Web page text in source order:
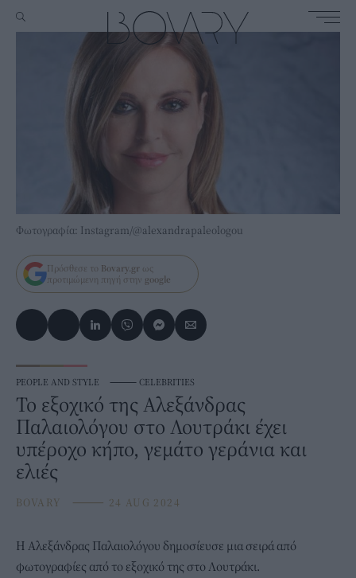
Φωτογραφία: Instagram/@alexandrapaleologou
Πρόσθεσε το Bovary.gr ως
προτιμώμενη πηγή στην google
PEOPLE AND STYLE ⸻ CELEBRITIES
Το εξοχικό της Αλεξάνδρας
Παλαιολόγου στο Λουτράκι έχει
υπέροχο κήπο, γεμάτο γεράνια και
ελιές
BOVARY ⸻ 24 AUG 2024
Η Αλεξάνδρας Παλαιολόγου δημοσίευσε μια σειρά από
φωτογραφίες από το εξοχικό της στο Λουτράκι.